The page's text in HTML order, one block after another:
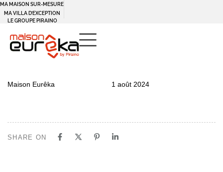
MA MAISON SUR-MESURE
MA VILLA D’EXCEPTION
LE GROUPE PIRAINO
IN:
Maison Eurêka
on:
1 août 2024
SHARE ON